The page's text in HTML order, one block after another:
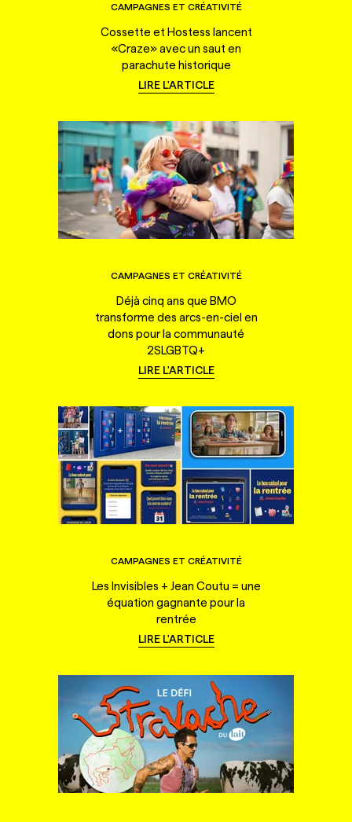
CAMPAGNES ET CRÉATIVITÉ
Cossette et Hostess lancent
«Craze» avec un saut en
parachute historique
LIRE L'ARTICLE
CAMPAGNES ET CRÉATIVITÉ
Déjà cinq ans que BMO
transforme des arcs-en-ciel en
dons pour la communauté
2SLGBTQ+
LIRE L'ARTICLE
CAMPAGNES ET CRÉATIVITÉ
Les Invisibles + Jean Coutu = une
équation gagnante pour la
rentrée
LIRE L'ARTICLE